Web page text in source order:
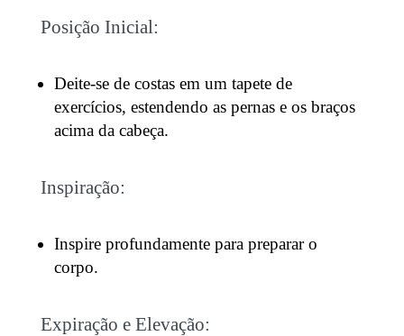
Posição Inicial:
Deite-se de costas em um tapete de
exercícios, estendendo as pernas e os braços
acima da cabeça.
Inspiração:
Inspire profundamente para preparar o
corpo.
Expiração e Elevação: